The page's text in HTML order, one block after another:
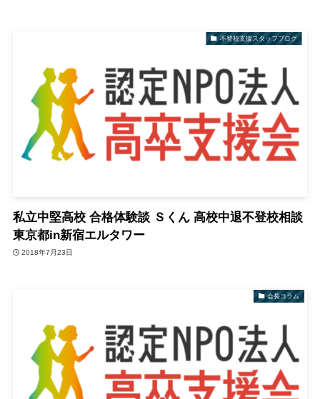
不登校支援スタッフブログ
私立中堅高校 合格体験談 Ｓくん 高校中退不登校相談
東京都in新宿エルタワー
2018年7月23日
会長コラム